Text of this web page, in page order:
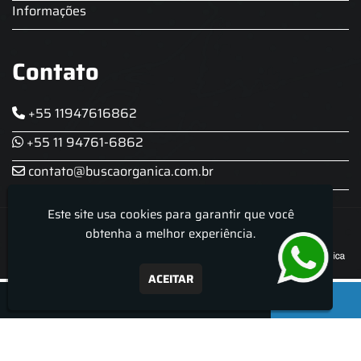
Informações
Contato
+55 11947616862
+55 11 94761-6862
contato@buscaorganica.com.br
Roda do Chopp - Aluguel De Chopeira
Este site usa cookies para garantir que você
obtenha a melhor experiência.
ACEITAR